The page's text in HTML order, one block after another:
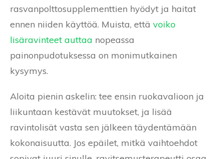
rasvanpolttosupplementtien hyödyt ja haitat
ennen niiden käyttöä. Muista, että voiko
lisäravinteet auttaa nopeassa
painonpudotuksessa on monimutkainen
kysymys.
Aloita pienin askelin: tee ensin ruokavalioon ja
liikuntaan kestävät muutokset, ja lisää
ravintolisät vasta sen jälkeen täydentämään
kokonaisuutta. Jos epäilet, mitkä vaihtoehdot